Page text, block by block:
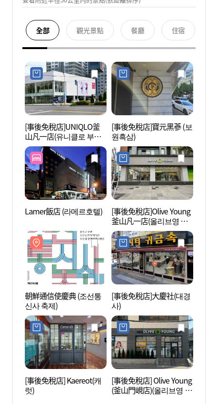
全部 觀光景點 餐廳 住宿
[事後免稅店]UNIQLO釜
山凡一店(유니클로 부산
범일점)
[事後免稅店]寶元黑蔘 (보
원흑삼)
Lamer飯店 (라메르호텔)
[事後免稅店]Olive Young
釜山凡一店(올리브영 부
산범일점)
朝鮮通信使慶典 (조선통
신사 축제)
[事後免稅店]大慶社(대경
사)
[事後免稅店] Kaereot(캐
럿)
[事後免稅店] Olive Young
(釜山門峴店)(올리브영 부